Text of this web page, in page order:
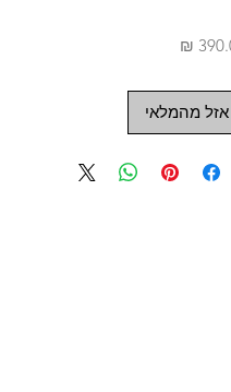
אזל מהמלאי